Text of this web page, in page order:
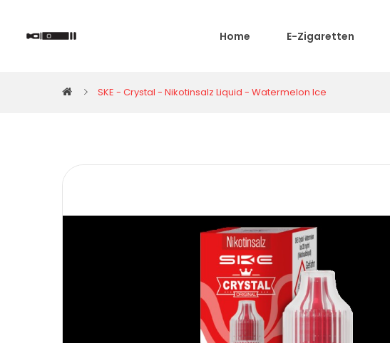
Home E-Zigaretten
SKE - Crystal - Nikotinsalz Liquid - Watermelon Ice